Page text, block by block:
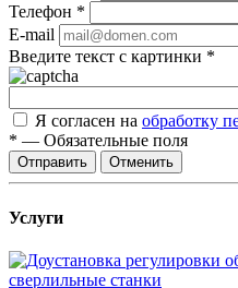
Телефон *
E-mail
Введите текст с картинки *
Я согласен на обработку
* — Обязательные поля
Отправить Отменить
Услуги